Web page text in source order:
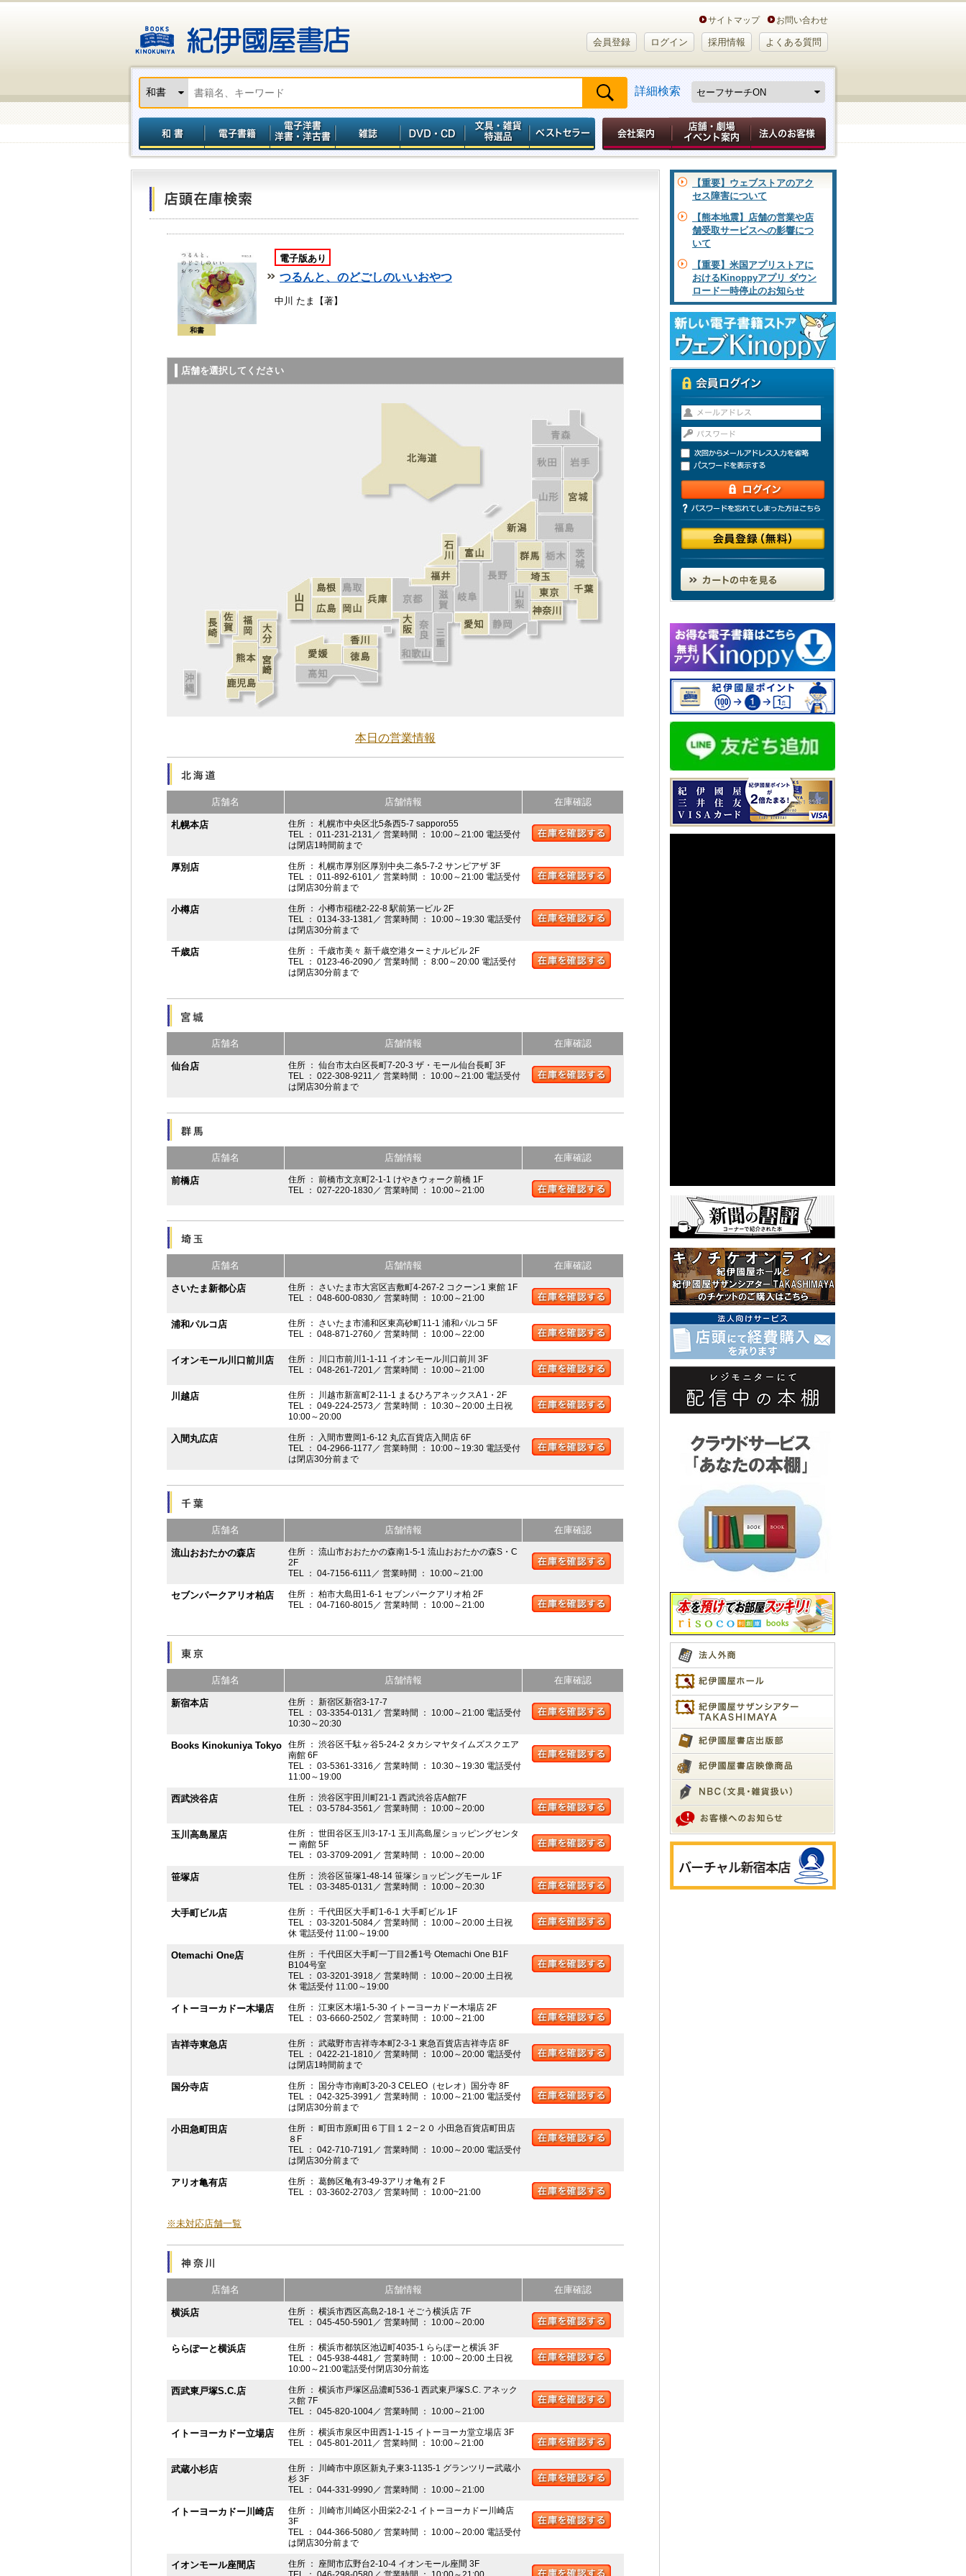
サイトマップ お問い合わせ
会員登録 ログイン 採用情報 よくある質問
詳細検索
和書
電子版あり
つるんと、のどごしのいいおやつ
中川 たま【著】
店舗を選択してください
本日の営業情報
店舗名 店舗情報 在庫確認
札幌本店
住所 ： 札幌市中央区北5条西5-7 sapporo55
TEL ： 011-231-2131／ 営業時間 ： 10:00～21:00 電話受付
は閉店1時間前まで
厚別店
住所 ： 札幌市厚別区厚別中央二条5-7-2 サンピアザ 3F
TEL ： 011-892-6101／ 営業時間 ： 10:00～21:00 電話受付
は閉店30分前まで
小樽店
住所 ： 小樽市稲穂2-22-8 駅前第一ビル 2F
TEL ： 0134-33-1381／ 営業時間 ： 10:00～19:30 電話受付
は閉店30分前まで
千歳店
住所 ： 千歳市美々 新千歳空港ターミナルビル 2F
TEL ： 0123-46-2090／ 営業時間 ： 8:00～20:00 電話受付
は閉店30分前まで
店舗名 店舗情報 在庫確認
仙台店
住所 ： 仙台市太白区長町7-20-3 ザ・モール仙台長町 3F
TEL ： 022-308-9211／ 営業時間 ： 10:00～21:00 電話受付
は閉店30分前まで
店舗名 店舗情報 在庫確認
前橋店
住所 ： 前橋市文京町2-1-1 けやきウォーク前橋 1F
TEL ： 027-220-1830／ 営業時間 ： 10:00～21:00
店舗名 店舗情報 在庫確認
さいたま新都心店
住所 ： さいたま市大宮区吉敷町4-267-2 コクーン1 東館 1F
TEL ： 048-600-0830／ 営業時間 ： 10:00～21:00
浦和パルコ店
住所 ： さいたま市浦和区東高砂町11-1 浦和パルコ 5F
TEL ： 048-871-2760／ 営業時間 ： 10:00～22:00
イオンモール川口前川店
住所 ： 川口市前川1-1-11 イオンモール川口前川 3F
TEL ： 048-261-7201／ 営業時間 ： 10:00～21:00
川越店
住所 ： 川越市新富町2-11-1 まるひろアネックスA 1・2F
TEL ： 049-224-2573／ 営業時間 ： 10:30～20:00 土日祝
10:00～20:00
入間丸広店
住所 ： 入間市豊岡1-6-12 丸広百貨店入間店 6F
TEL ： 04-2966-1177／ 営業時間 ： 10:00～19:30 電話受付
は閉店30分前まで
店舗名 店舗情報 在庫確認
流山おおたかの森店
住所 ： 流山市おおたかの森南1-5-1 流山おおたかの森S・C
2F
TEL ： 04-7156-6111／ 営業時間 ： 10:00～21:00
セブンパークアリオ柏店
住所 ： 柏市大島田1-6-1 セブンパークアリオ柏 2F
TEL ： 04-7160-8015／ 営業時間 ： 10:00～21:00
店舗名 店舗情報 在庫確認
新宿本店
住所 ： 新宿区新宿3-17-7
TEL ： 03-3354-0131／ 営業時間 ： 10:00～21:00 電話受付
10:30～20:30
Books Kinokuniya Tokyo
住所 ： 渋谷区千駄ヶ谷5-24-2 タカシマヤタイムズスクエア
南館 6F
TEL ： 03-5361-3316／ 営業時間 ： 10:30～19:30 電話受付
11:00～19:00
西武渋谷店
住所 ： 渋谷区宇田川町21-1 西武渋谷店A館7F
TEL ： 03-5784-3561／ 営業時間 ： 10:00～20:00
玉川高島屋店
住所 ： 世田谷区玉川3-17-1 玉川高島屋ショッピングセンタ
ー 南館 5F
TEL ： 03-3709-2091／ 営業時間 ： 10:00～20:00
笹塚店
住所 ： 渋谷区笹塚1-48-14 笹塚ショッピングモール 1F
TEL ： 03-3485-0131／ 営業時間 ： 10:00～20:30
大手町ビル店
住所 ： 千代田区大手町1-6-1 大手町ビル 1F
TEL ： 03-3201-5084／ 営業時間 ： 10:00～20:00 土日祝
休 電話受付 11:00～19:00
Otemachi One店
住所 ： 千代田区大手町一丁目2番1号 Otemachi One B1F
B104号室
TEL ： 03-3201-3918／ 営業時間 ： 10:00～20:00 土日祝
休 電話受付 11:00～19:00
イトーヨーカドー木場店
住所 ： 江東区木場1-5-30 イトーヨーカドー木場店 2F
TEL ： 03-6660-2502／ 営業時間 ： 10:00～21:00
吉祥寺東急店
住所 ： 武蔵野市吉祥寺本町2-3-1 東急百貨店吉祥寺店 8F
TEL ： 0422-21-1810／ 営業時間 ： 10:00～20:00 電話受付
は閉店1時間前まで
国分寺店
住所 ： 国分寺市南町3-20-3 CELEO（セレオ）国分寺 8F
TEL ： 042-325-3991／ 営業時間 ： 10:00～21:00 電話受付
は閉店30分前まで
小田急町田店
住所 ： 町田市原町田６丁目１２−２０ 小田急百貨店町田店
８F
TEL ： 042-710-7191／ 営業時間 ： 10:00～20:00 電話受付
は閉店30分前まで
アリオ亀有店
住所 ： 葛飾区亀有3-49-3アリオ亀有 2 F
TEL ： 03-3602-2703／ 営業時間 ： 10:00~21:00
※未対応店舗一覧
店舗名 店舗情報 在庫確認
横浜店
住所 ： 横浜市西区高島2-18-1 そごう横浜店 7F
TEL ： 045-450-5901／ 営業時間 ： 10:00～20:00
ららぽーと横浜店
住所 ： 横浜市都筑区池辺町4035-1 ららぽーと横浜 3F
TEL ： 045-938-4481／ 営業時間 ： 10:00～20:00 土日祝
10:00～21:00電話受付閉店30分前迄
西武東戸塚S.C.店
住所 ： 横浜市戸塚区品濃町536-1 西武東戸塚S.C. アネック
ス館 7F
TEL ： 045-820-1004／ 営業時間 ： 10:00～21:00
イトーヨーカドー立場店
住所 ： 横浜市泉区中田西1-1-15 イトーヨーカ堂立場店 3F
TEL ： 045-801-2011／ 営業時間 ： 10:00～21:00
武蔵小杉店
住所 ： 川崎市中原区新丸子東3-1135-1 グランツリー武蔵小
杉 3F
TEL ： 044-331-9990／ 営業時間 ： 10:00～21:00
イトーヨーカドー川崎店
住所 ： 川崎市川崎区小田栄2-2-1 イトーヨーカドー川崎店
3F
TEL ： 044-366-5080／ 営業時間 ： 10:00～20:00 電話受付
は閉店30分前まで
イオンモール座間店
住所 ： 座間市広野台2-10-4 イオンモール座間 3F
【重要】ウェブストアのアク
セス障害について
【熊本地震】店舗の営業や店
舗受取サービスへの影響につ
いて
【重要】米国アプリストアに
おけるKinoppyアプリ ダウン
ロード一時停止のお知らせ